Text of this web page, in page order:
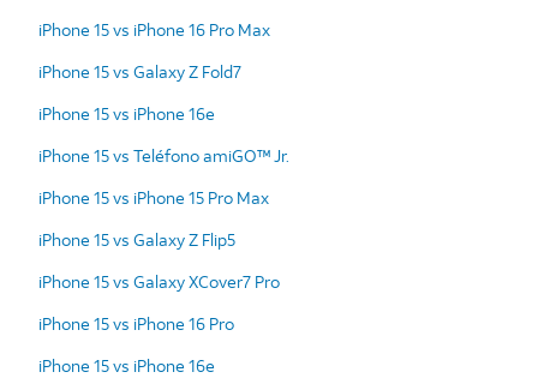
iPhone 15 vs iPhone 16 Pro Max
iPhone 15 vs Galaxy Z Fold7
iPhone 15 vs iPhone 16e
iPhone 15 vs Teléfono amiGO™ Jr.
iPhone 15 vs iPhone 15 Pro Max
iPhone 15 vs Galaxy Z Flip5
iPhone 15 vs Galaxy XCover7 Pro
iPhone 15 vs iPhone 16 Pro
iPhone 15 vs iPhone 16e